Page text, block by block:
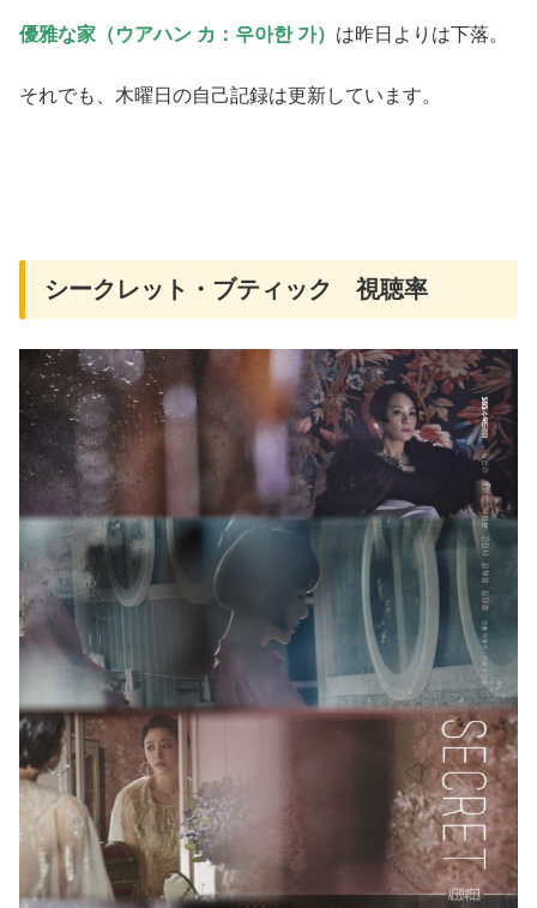
優雅な家（ウアハン カ：우아한 가） は昨日よりは下落。
それでも、木曜日の自己記録は更新しています。
シークレット・ブティック 視聴率